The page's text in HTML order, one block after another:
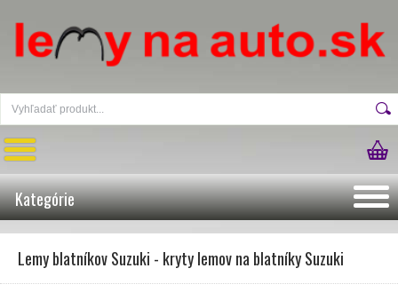
Kategórie
Lemy blatníkov Suzuki - kryty lemov na blatníky Suzuki